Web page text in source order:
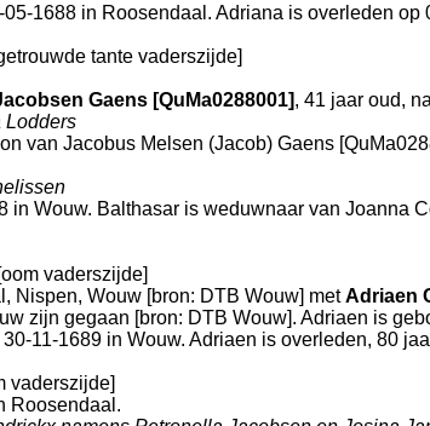
1688 in Roosendaal . Adriana is overleden op
tante vaderszijde]
Gaens [QuMa0288001], 41 jaar oud,
Lodders
van Jacobus Melsen (Jacob) Gaens
in Wouw. Balthasar is weduwnaar van Joanna
[oom vaderszijde]
Nispen, Wouw [bron: DTB Wouw] metAdriaen
zijn gegaan [bron: DTB Wouw]. Adriaen is
11-1689 in Wouw. Adriaen is overleden, 80
vaderszijde]
Roosendaal .